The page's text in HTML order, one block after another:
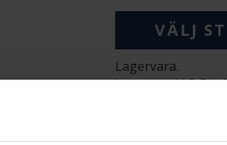
VÄLJ
Lagervara.
Leveranstid 2-5